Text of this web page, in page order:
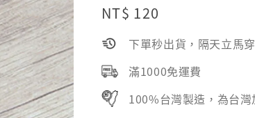
Regular
price
NT$ 120
下單秒出貨，隔天立馬
滿1000免運費
100%台灣製造，為台灣